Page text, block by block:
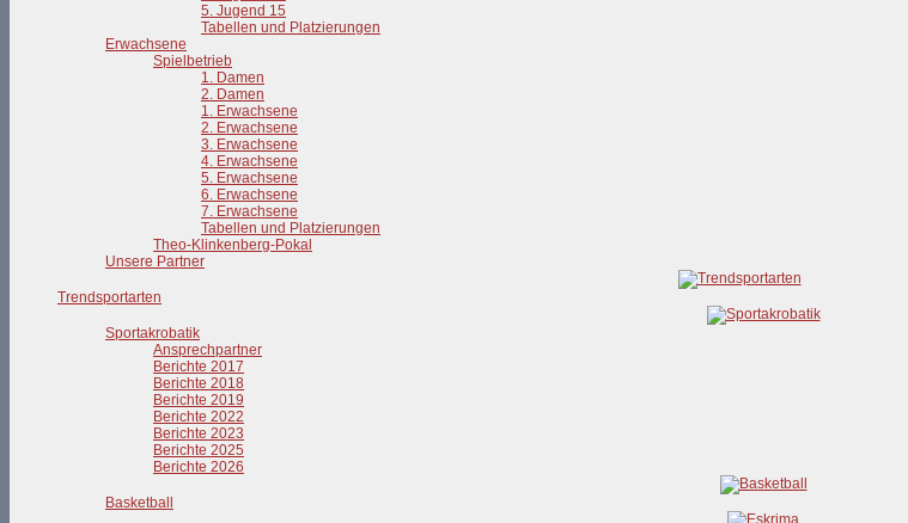
5. Jugend 15
Tabellen und Platzierungen
Erwachsene
Spielbetrieb
1. Damen
2. Damen
1. Erwachsene
2. Erwachsene
3. Erwachsene
4. Erwachsene
5. Erwachsene
6. Erwachsene
7. Erwachsene
Tabellen und Platzierungen
Theo-Klinkenberg-Pokal
Unsere Partner
Trendsportarten
Sportakrobatik
Ansprechpartner
Berichte 2017
Berichte 2018
Berichte 2019
Berichte 2022
Berichte 2023
Berichte 2025
Berichte 2026
Basketball